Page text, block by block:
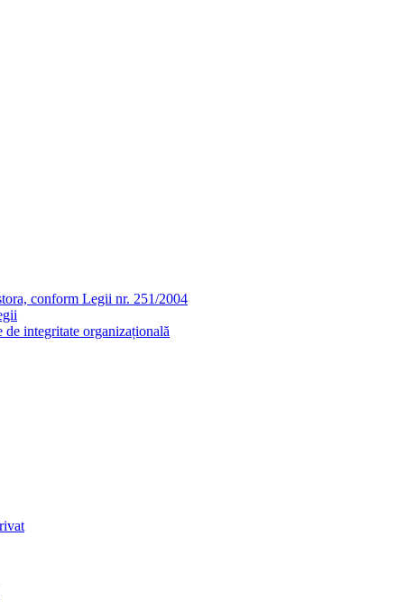
conform Legii nr. 251/2004
integritate organizațională